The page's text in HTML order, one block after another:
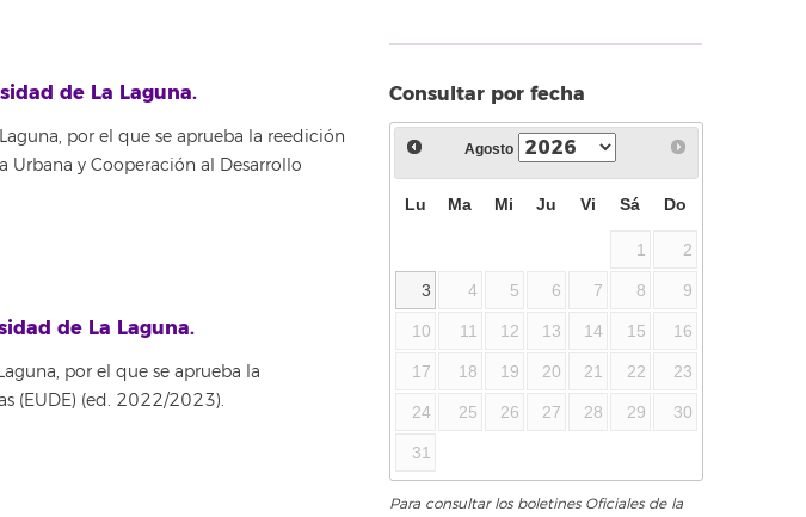
de La Laguna.
por el que se aprueba la reedición
y Cooperación al Desarrollo
de La Laguna.
por el que se aprueba la
(EUDE) (ed. 2022/2023).
Consultar por fecha
Agosto
Lu Ma Mi Ju Vi Sá Do
1 2
3 4 5 6 7 8 9
10 11 12 13 14 15 16
17 18 19 20 21 22 23
24 25 26 27 28 29 30
31
Para consultar los boletines Oficiales de la